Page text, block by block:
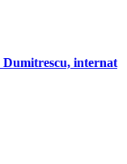
Dumitrescu, internat